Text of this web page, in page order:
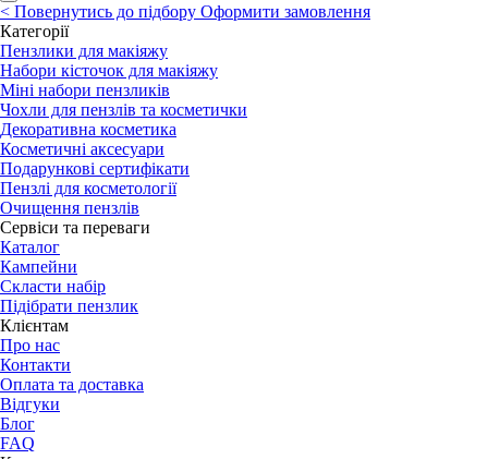
< Повернутись до підбору Оформити замовлення
Категорії
Пензлики для макіяжу
Набори кісточок для макіяжу
Міні набори пензликів
Чохли для пензлів та косметички
Декоративна косметика
Косметичні аксесуари
Подарункові сертифікати
Пензлі для косметології
Очищення пензлів
Сервіси та переваги
Каталог
Кампейни
Скласти набір
Підібрати пензлик
Клієнтам
Про нас
Контакти
Оплата та доставка
Відгуки
Блог
FAQ